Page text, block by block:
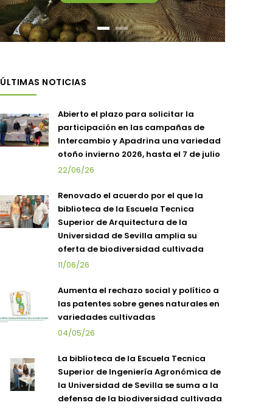
ÚLTIMAS NOTICIAS
Abierto el plazo para solicitar la
participación en las campañas de
Intercambio y Apadrina una variedad
otoño invierno 2026, hasta el 7 de julio
22/06/26
Renovado el acuerdo por el que la
biblioteca de la Escuela Tecnica
Superior de Arquitectura de la
Universidad de Sevilla amplia su
oferta de biodiversidad cultivada
11/06/26
Aumenta el rechazo social y político a
las patentes sobre genes naturales en
variedades cultivadas
04/05/26
La biblioteca de la Escuela Tecnica
Superior de Ingeniería Agronómica de
la Universidad de Sevilla se suma a la
defensa de la biodiversidad cultivada